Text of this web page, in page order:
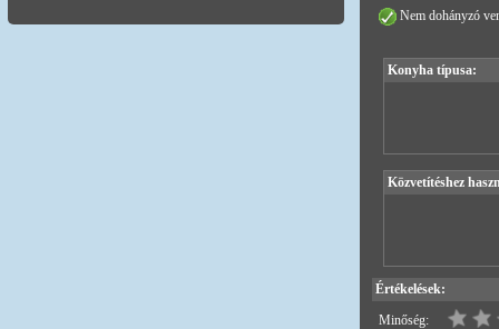
Nem dohányzó
Konyha típusa:
Közvetítéshez
Értékelések:
Minőség: